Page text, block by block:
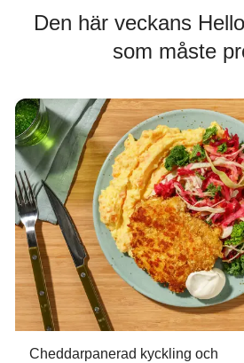
Den här veckans
som måste
Cheddarpanerad kyckling och